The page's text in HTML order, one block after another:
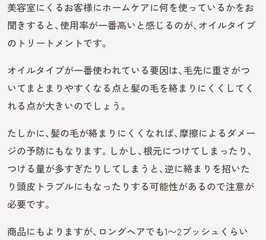
美容室にくるお客様にホームケアに何を使っているかをお
聞きすると、使用率が一番高いと感じるのが、オイルタイプ
のトリートメントです。
オイルタイプが一番使われている要因は、毛先に重さがつ
いてまとまりやすくなる点と髪の毛を絡まりにくくしてく
れる点が大きいのでしょう。
たしかに、髪の毛が絡まりにくくなれば、摩擦によるダメー
ジの予防にもなります。しかし、根元につけてしまったり、
つける量が多すぎたりしてしまうと、逆に絡まりを招いた
り頭皮トラブルにもなったりする可能性があるので注意が
必要です。
商品にもよりますが、ロングヘアでも1〜2プッシュくらい